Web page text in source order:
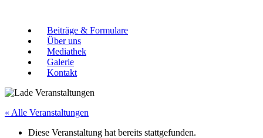
Beiträge & Formulare
Über uns
Mediathek
Galerie
Kontakt
« Alle Veranstaltungen
Diese Veranstaltung hat bereits stattgefunden.